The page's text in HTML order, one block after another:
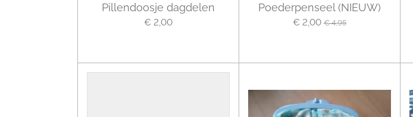
Pillendoosje dagdelen
€ 2,00
Poederpenseel (NIEUW)
€ 2,00 € 4,95